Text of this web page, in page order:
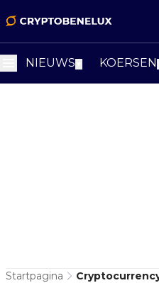
NIEUWS KOERSEN
Startpagina